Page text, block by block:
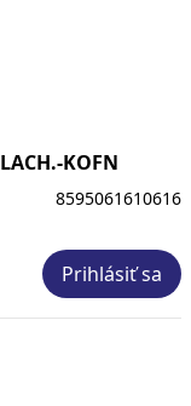
KOFN
8595061610616
Prihlásiť sa